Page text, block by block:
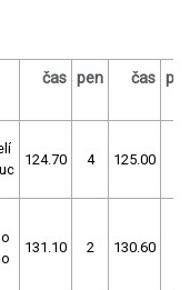
čas pen čas
124.70 4 125.00
131.10 2 130.60